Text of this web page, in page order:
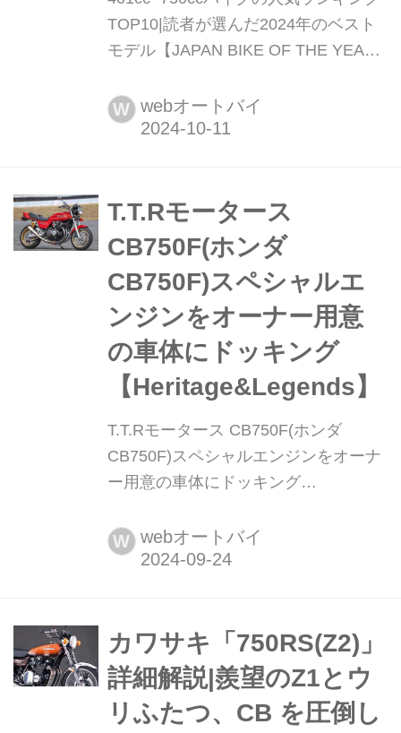
TOP10|読者が選んだ2024年のベスト
モデル【JAPAN BIKE OF THE YEAR
注目モデルが増え続けていることもあ
って、ランキングでは得票が分散し、
プを獲得したのは話題沸騰中のあの車
両だった!まとめ:オートバイ編集部
W webオートバイ
T.T.Rモータース
CB750F(ホンダ
CB750F)スペシャルエ
ンジンをオーナー用意
の車体にドッキング
【Heritage&Legends】
T.T.Rモータース CB750F(ホンダ
CB750F)スペシャルエンジンをオーナ
ー用意の車体にドッキング
ジェンズ 公式サイト ▶▶▶カスタム
とメンテナンスのことならヘリテイジ
も行う 基本的には扱い車種を限定して
いないというT.T.Rモータース。だが、
ホンダCB-F/Rシリーズについて...
W webオートバイ
カワサキ「750RS(Z2)」
詳細解説|羨望のZ1とウ
リふたつ、CB を圧倒し